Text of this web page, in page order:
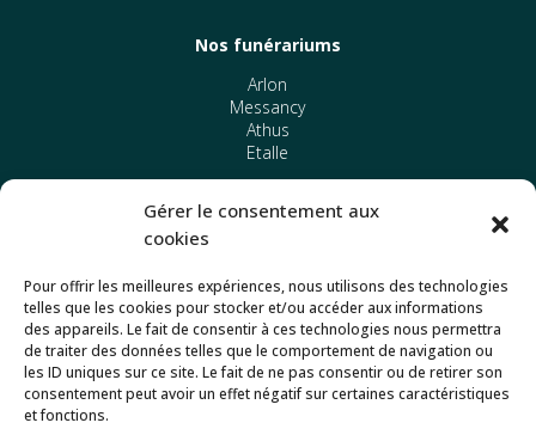
Gérer le consentement aux
cookies
Pour offrir les meilleures expériences, nous utilisons des technologies
telles que les cookies pour stocker et/ou accéder aux informations
des appareils. Le fait de consentir à ces technologies nous permettra
de traiter des données telles que le comportement de navigation ou
les ID uniques sur ce site. Le fait de ne pas consentir ou de retirer son
consentement peut avoir un effet négatif sur certaines caractéristiques
et fonctions.
Nos funérariums
Arlon
Messancy
Athus
Etalle
Autres
Politique de confidentialité
Commander des fleurs
Contacts